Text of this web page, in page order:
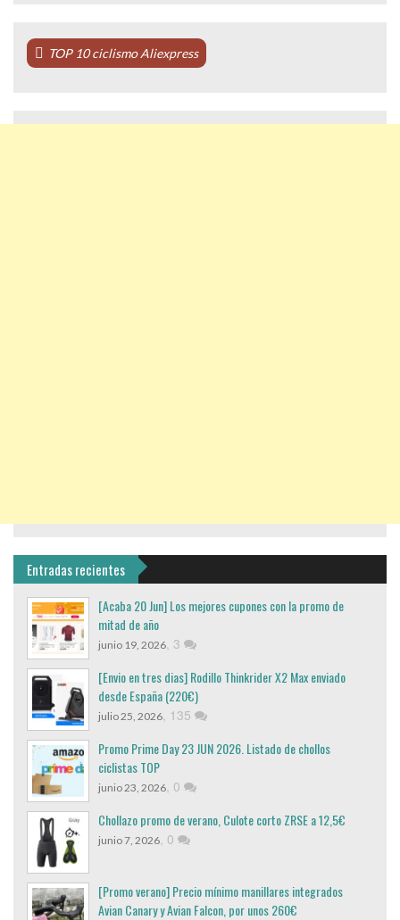
TOP 10 ciclismo Aliexpress
Entradas recientes
[Acaba 20 Jun] Los mejores cupones con la promo de
mitad de año
junio 19, 2026, 3
[Envio en tres dias] Rodillo Thinkrider X2 Max enviado
desde España (220€)
julio 25, 2026, 135
Promo Prime Day 23 JUN 2026. Listado de chollos
ciclistas TOP
junio 23, 2026, 0
Chollazo promo de verano, Culote corto ZRSE a 12,5€
junio 7, 2026, 0
[Promo verano] Precio mínimo manillares integrados
Avian Canary y Avian Falcon, por unos 260€